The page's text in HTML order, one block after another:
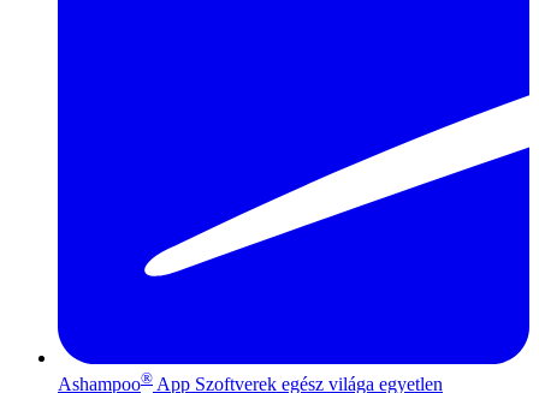
Ashampoo® App Szoftverek egész világa egyetlen